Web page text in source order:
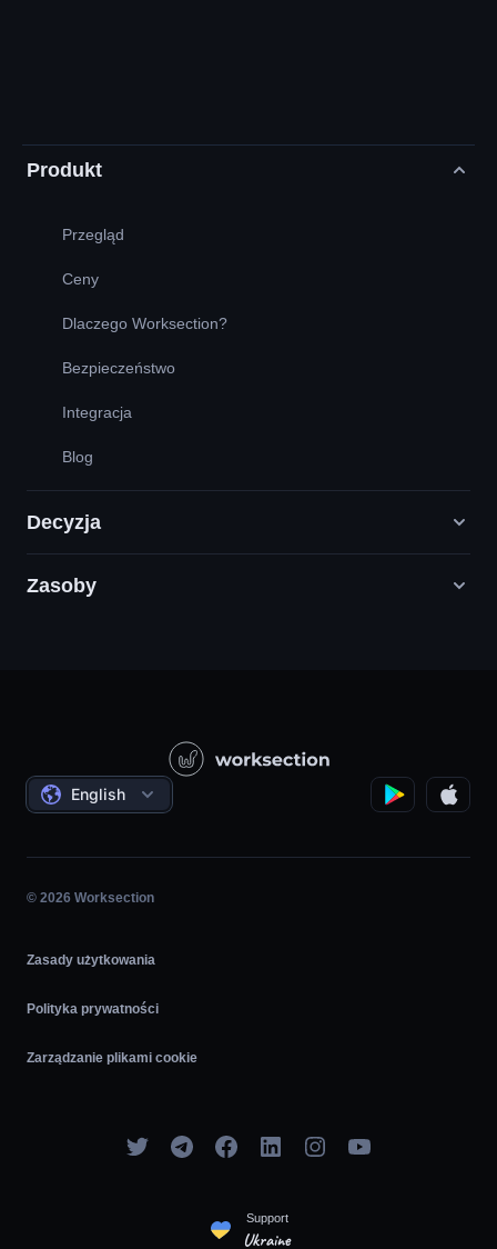
Produkt
Przegląd
Ceny
Dlaczego Worksection?
Bezpieczeństwo
Integracja
Blog
Decyzja
Agencje Digital Marketingu
Projekty Państwowe / Społeczne
Zarządzanie Projektami
Praca na Godziny
Agile
Zasoby
Samouczki wideo
Oferty
English
© 2026 Worksection
Zasady użytkowania
Polityka prywatności
Zarządzanie plikami cookie
Support
Ukraine